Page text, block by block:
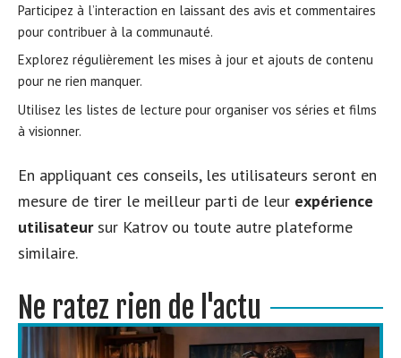
Participez à l’interaction en laissant des avis et commentaires
pour contribuer à la communauté.
Explorez régulièrement les mises à jour et ajouts de contenu
pour ne rien manquer.
Utilisez les listes de lecture pour organiser vos séries et films
à visionner.
En appliquant ces conseils, les utilisateurs seront en
mesure de tirer le meilleur parti de leur expérience
utilisateursur Katrov ou toute autre plateforme
similaire.
Ne ratez rien de l'actu